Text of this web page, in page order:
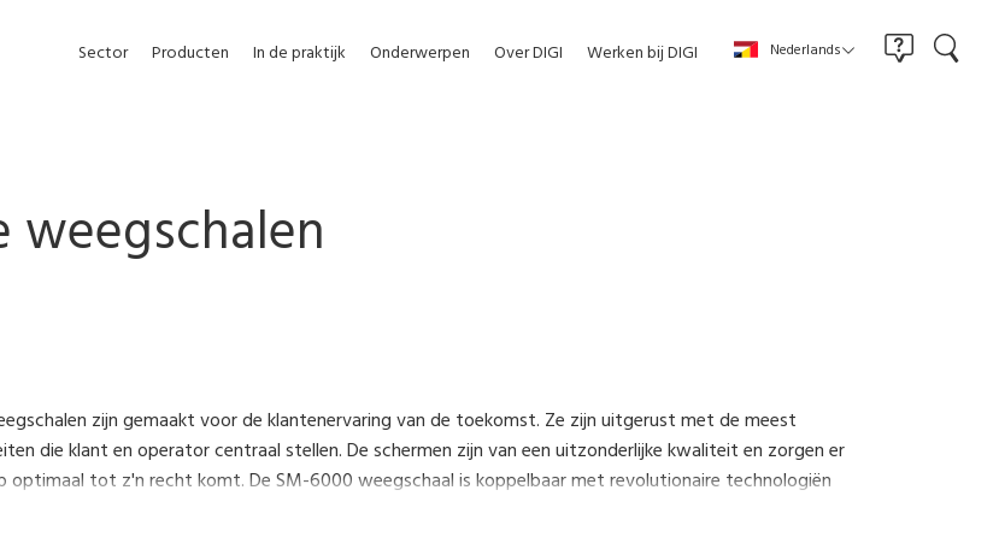
Sector Producten In de praktijk Onderwerpen Over DIGI Werken bij DIGI Nederlands
weegschalen
zijn gemaakt voor de klantenervaring van de toekomst. Ze zijn uitgerust met de meest
die klant en operator centraal stellen. De schermen zijn van een uitzonderlijke kwaliteit en zorgen er
optimaal tot z'n recht komt. De SM-6000 weegschaal is koppelbaar met revolutionaire technologiën
schermen zijn gemaakt van een anti-kleef materiaal waardoor eventuele labels niet blijven kleven.